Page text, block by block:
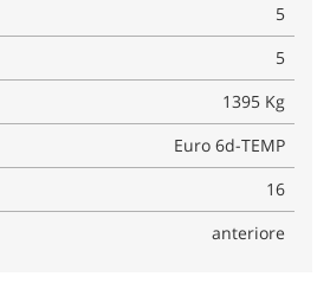
5
5
1395 Kg
Euro 6d-TEMP
16
anteriore